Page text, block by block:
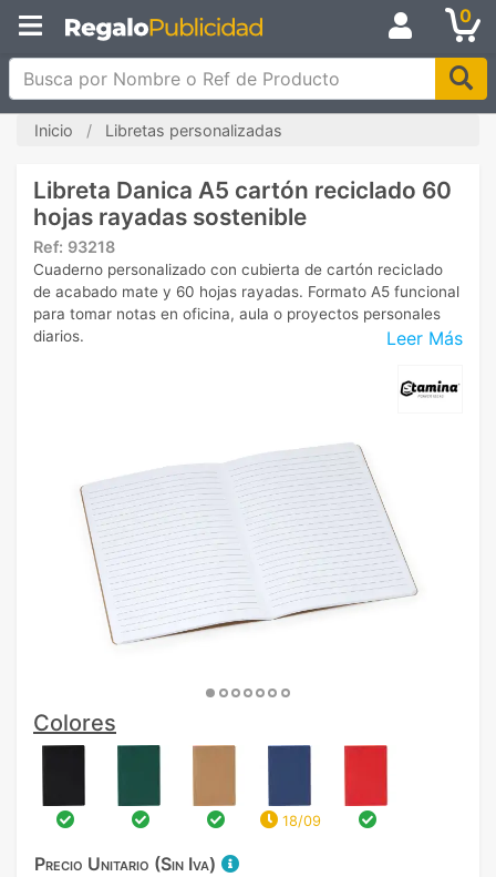
0
Busca por Nombre o Ref de Producto
Inicio Libretas personalizadas
Libreta Danica A5 cartón reciclado 60
hojas rayadas sostenible
Ref: 93218
Leer Más
Cuaderno personalizado con cubierta de cartón reciclado
de acabado mate y 60 hojas rayadas. Formato A5 funcional
para tomar notas en oficina, aula o proyectos personales
diarios.
Colores
18/09
Precio Unitario (Sin Iva)